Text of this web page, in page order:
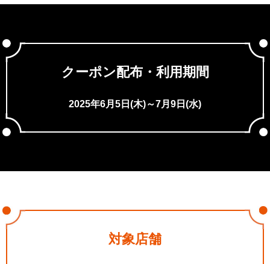
クーポン配布・利用期間
2025年6月5日(木)～7月9日(水)
対象店舗